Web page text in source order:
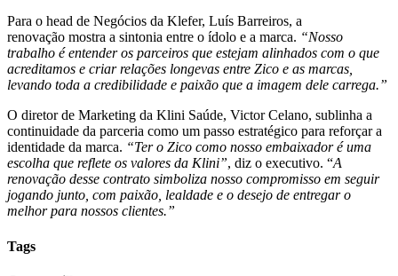
Para o head de Negócios da Klefer, Luís Barreiros, a
renovação mostra a sintonia entre o ídolo e a marca. “Nosso
trabalho é entender os parceiros que estejam alinhados com o que
acreditamos e criar relações longevas entre Zico e as marcas,
levando toda a credibilidade e paixão que a imagem dele carrega.”
O diretor de Marketing da Klini Saúde, Victor Celano, sublinha a
continuidade da parceria como um passo estratégico para reforçar a
identidade da marca. “Ter o Zico como nosso embaixador é uma
escolha que reflete os valores da Klini”, diz o executivo. “A
renovação desse contrato simboliza nosso compromisso em seguir
jogando junto, com paixão, lealdade e o desejo de entregar o
melhor para nossos clientes.”
Tags